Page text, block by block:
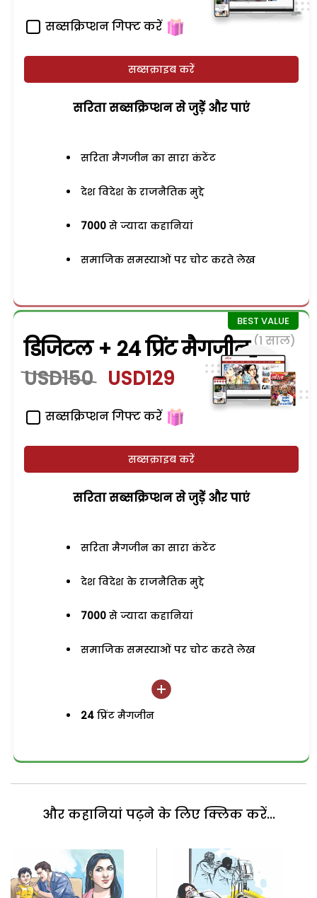
सब्सक्रिप्शन गिफ्ट करें
सब्सक्राइब करें
सरिता सब्सक्रिप्शन से जुड़ेें और पाएं
सरिता मैगजीन का सारा कंटेंट
देश विदेश के राजनैतिक मुद्दे
7000 से ज्यादा कहानियां
समाजिक समस्याओं पर चोट करते लेख
डिजिटल + 24 प्रिंट मैगजीन (1 साल)
USD150 USD129
सब्सक्रिप्शन गिफ्ट करें
सब्सक्राइब करें
सरिता सब्सक्रिप्शन से जुड़ेें और पाएं
सरिता मैगजीन का सारा कंटेंट
देश विदेश के राजनैतिक मुद्दे
7000 से ज्यादा कहानियां
समाजिक समस्याओं पर चोट करते लेख
24 प्रिंट मैगजीन
और कहानियां पढ़ने के लिए क्लिक करें...